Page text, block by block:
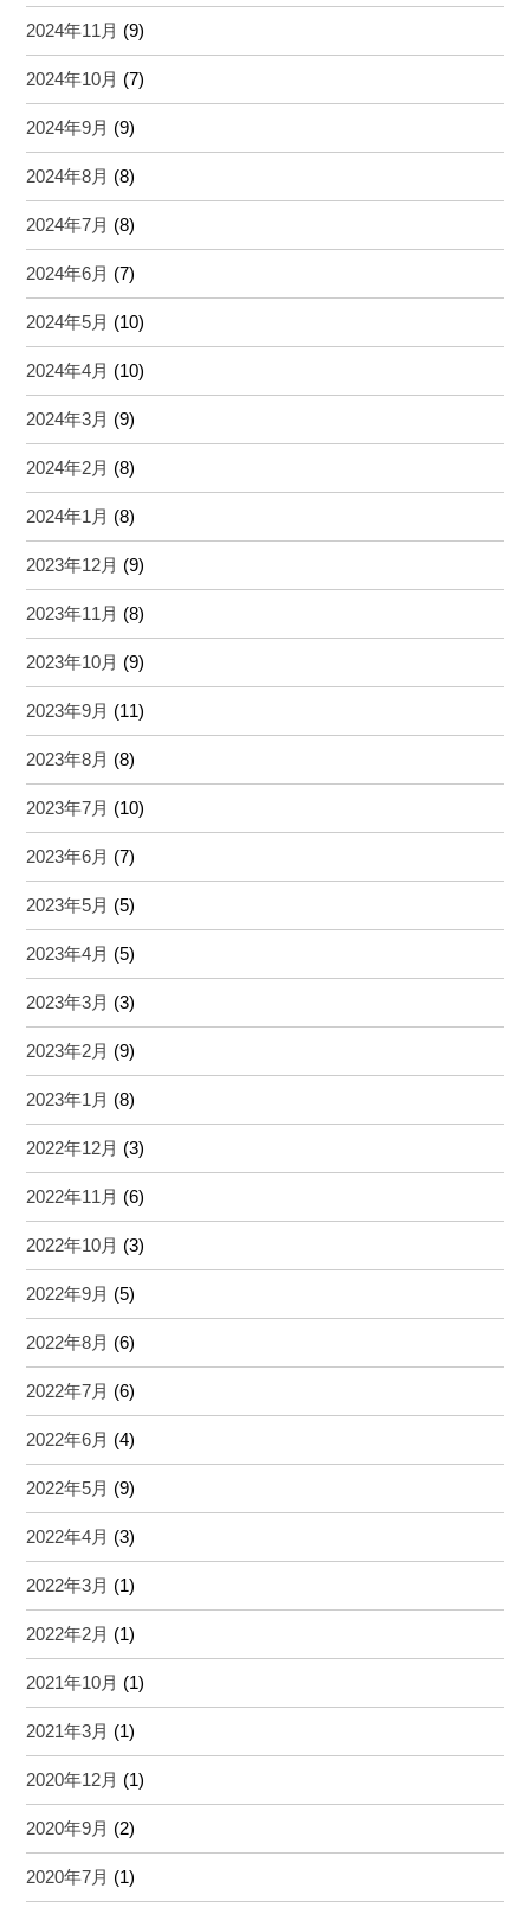
2024年11月 (9)
2024年10月 (7)
2024年9月 (9)
2024年8月 (8)
2024年7月 (8)
2024年6月 (7)
2024年5月 (10)
2024年4月 (10)
2024年3月 (9)
2024年2月 (8)
2024年1月 (8)
2023年12月 (9)
2023年11月 (8)
2023年10月 (9)
2023年9月 (11)
2023年8月 (8)
2023年7月 (10)
2023年6月 (7)
2023年5月 (5)
2023年4月 (5)
2023年3月 (3)
2023年2月 (9)
2023年1月 (8)
2022年12月 (3)
2022年11月 (6)
2022年10月 (3)
2022年9月 (5)
2022年8月 (6)
2022年7月 (6)
2022年6月 (4)
2022年5月 (9)
2022年4月 (3)
2022年3月 (1)
2022年2月 (1)
2021年10月 (1)
2021年3月 (1)
2020年12月 (1)
2020年9月 (2)
2020年7月 (1)